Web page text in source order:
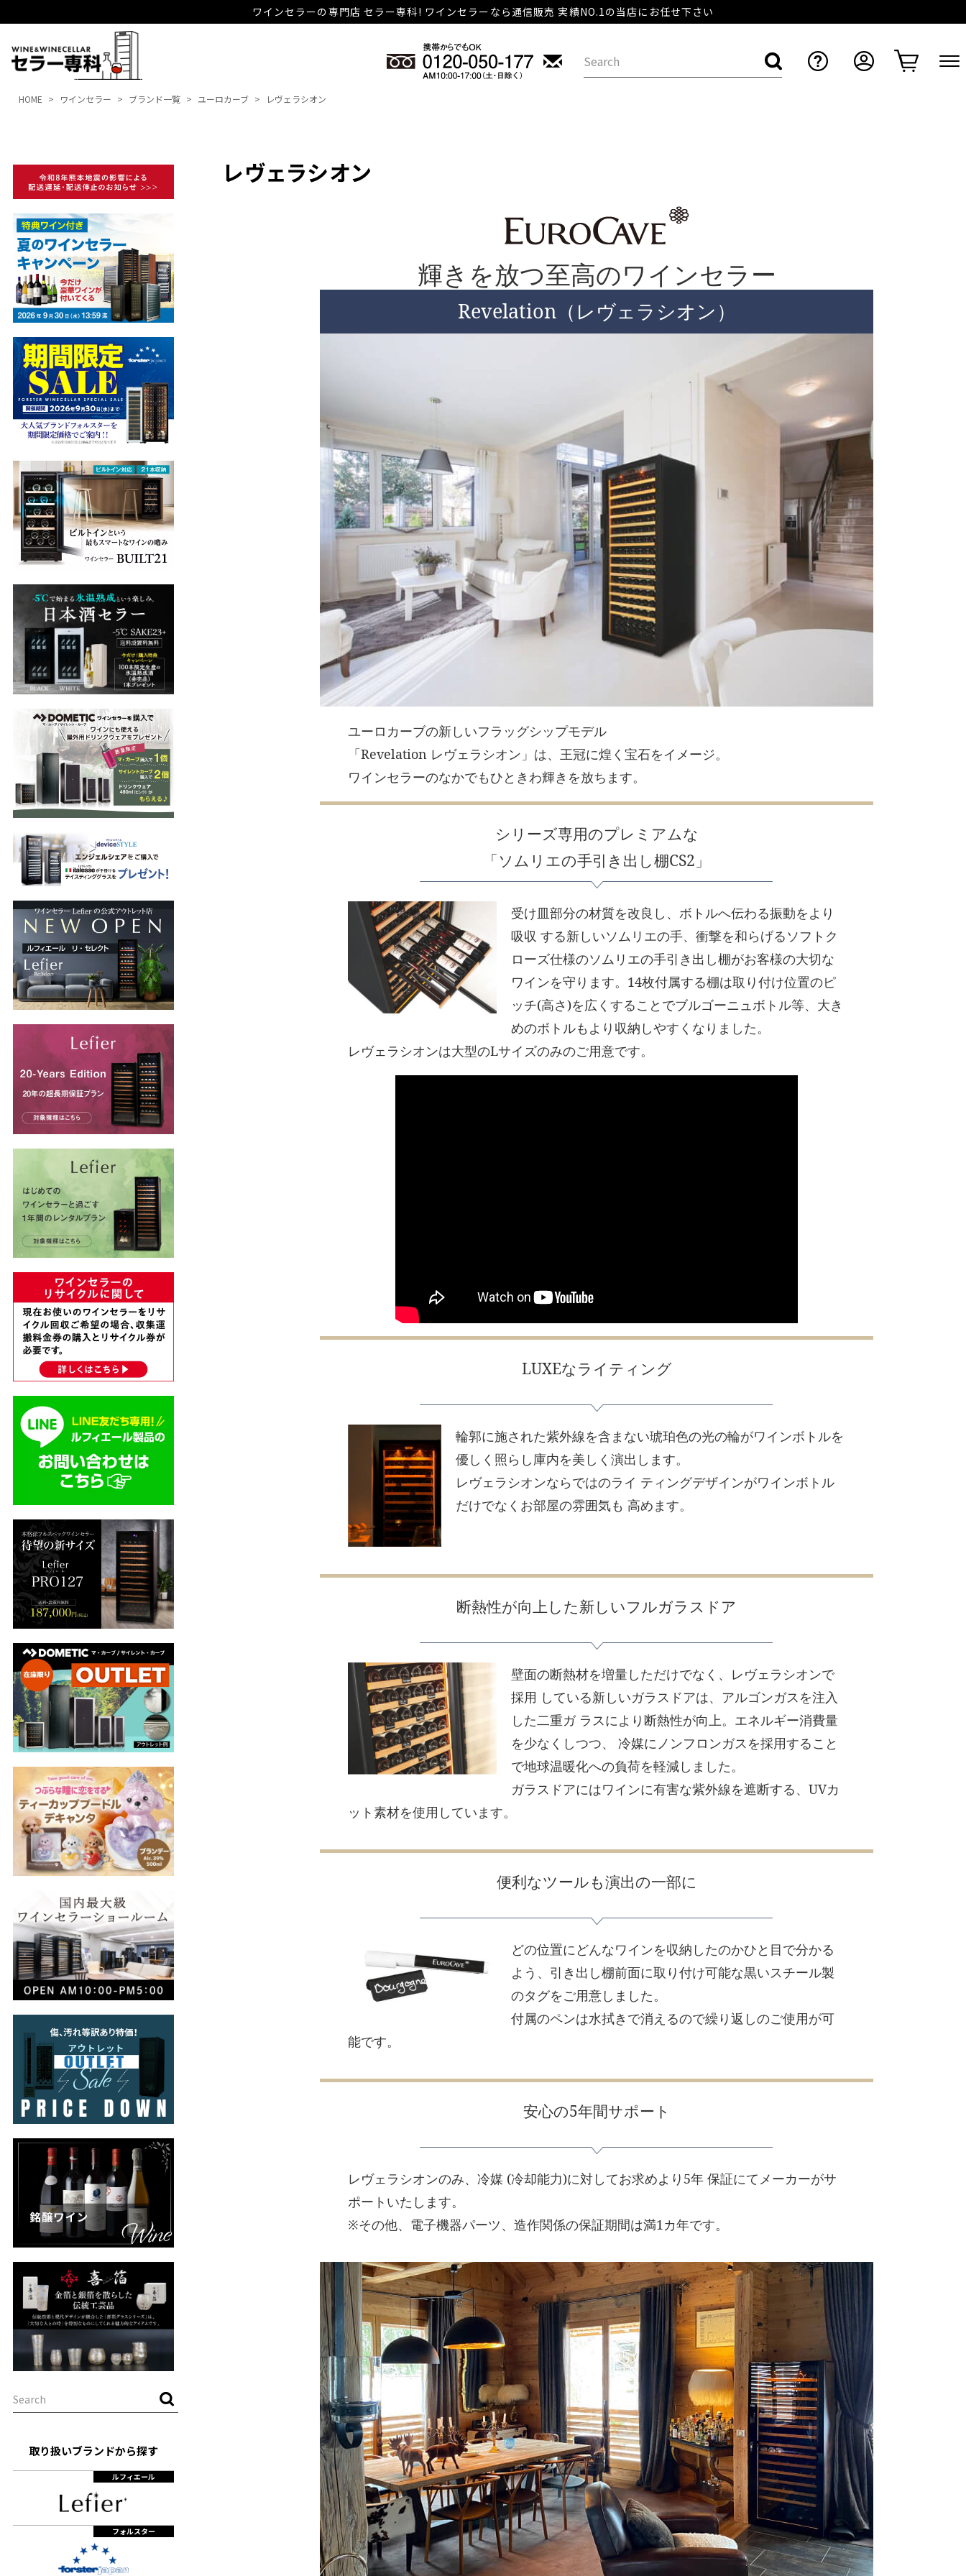
ワインセラーの専門店 セラー専科! ワインセラーなら通信販売 実績NO.1の当店にお任せ下さい
HOME ワインセラー ブランド一覧 ユーロカーブ レヴェラシオン
取り扱いブランドから探す
ルフィエール
フォルスター
レヴェラシオン
輝きを放つ至高のワインセラー
Revelation（レヴェラシオン）
ユーロカーブの新しいフラッグシップモデル
「Revelation レヴェラシオン」は、王冠に煌く宝石をイメージ。
ワインセラーのなかでもひときわ輝きを放ちます。
シリーズ専用のプレミアムな
「ソムリエの手引き出し棚CS2」
受け皿部分の材質を改良し、ボトルへ伝わる振動をより
吸収 する新しいソムリエの手、衝撃を和らげるソフトク
ローズ仕様のソムリエの手引き出し棚がお客様の大切な
ワインを守ります。14枚付属する棚は取り付け位置のピ
ッチ(高さ)を広くすることでブルゴーニュボトル等、大き
めのボトルもより収納しやすくなりました。
レヴェラシオンは大型のLサイズのみのご用意です。
LUXEなライティング
輪郭に施された紫外線を含まない琥珀色の光の輪がワインボトルを
優しく照らし庫内を美しく演出します。
レヴェラシオンならではのライ ティングデザインがワインボトル
だけでなくお部屋の雰囲気も 高めます。
断熱性が向上した新しいフルガラスドア
壁面の断熱材を増量しただけでなく、レヴェラシオンで
採用 している新しいガラスドアは、アルゴンガスを注入
した二重ガ ラスにより断熱性が向上。エネルギー消費量
を少なくしつつ、 冷媒にノンフロンガスを採用すること
で地球温暖化への負荷を軽減しました。
ガラスドアにはワインに有害な紫外線を遮断する、UVカ
ット素材を使用しています。
便利なツールも演出の一部に
どの位置にどんなワインを収納したのかひと目で分かる
よう、引き出し棚前面に取り付け可能な黒いスチール製
のタグをご用意しました。
付属のペンは水拭きで消えるので繰り返しのご使用が可
能です。
安心の5年間サポート
レヴェラシオンのみ、冷媒 (冷却能力)に対してお求めより5年 保証にてメーカーがサ
ポートいたします。
※その他、電子機器パーツ、造作関係の保証期間は満1カ年です。